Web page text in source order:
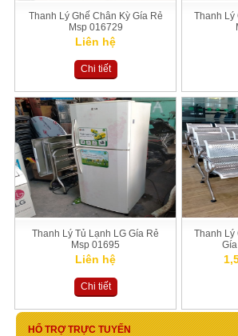
Thanh Lý Ghế Chân Kỳ Gía Rẻ
Msp 016729
Liên hệ
Chi tiết
Thanh Lý
Thanh Lý Tủ Lạnh LG Gía Rẻ
Msp 01695
Liên hệ
Chi tiết
Thanh Lý
HỔ TRỢ TRỰC TUYẾN